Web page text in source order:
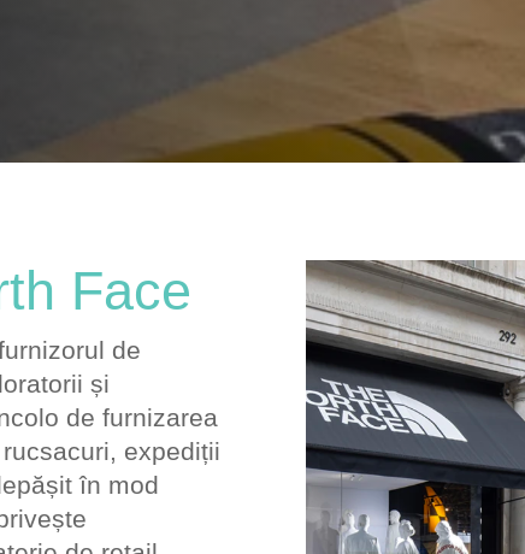
Face
de
și
de furnizarea
expediții
în mod